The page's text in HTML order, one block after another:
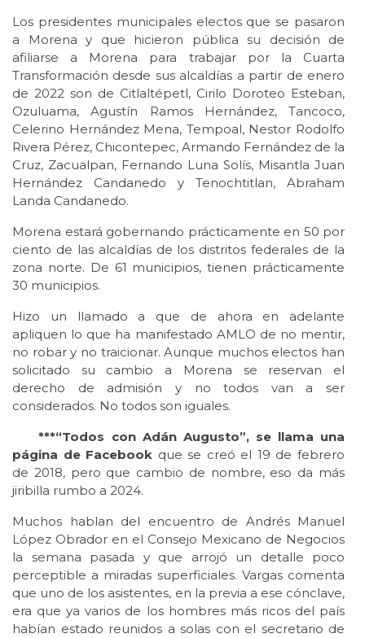
Los presidentes municipales electos que se pasaron
a Morena y que hicieron pública su decisión de
afiliarse a Morena para trabajar por la Cuarta
Transformación desde sus alcaldías a partir de enero
de 2022 son de Citlaltépetl, Cirilo Doroteo Esteban,
Ozuluama, Agustín Ramos Hernández, Tancoco,
Celerino Hernández Mena, Tempoal, Nestor Rodolfo
Rivera Pérez, Chicontepec, Armando Fernández de la
Cruz, Zacualpan, Fernando Luna Solís, Misantla Juan
Hernández Candanedo y Tenochtitlan, Abraham
Landa Candanedo.
Morena estará gobernando prácticamente en 50 por
ciento de las alcaldías de los distritos federales de la
zona norte. De 61 municipios, tienen prácticamente
30 municipios.
Hizo un llamado a que de ahora en adelante
apliquen lo que ha manifestado AMLO de no mentir,
no robar y no traicionar. Aunque muchos electos han
solicitado su cambio a Morena se reservan el
derecho de admisión y no todos van a ser
considerados. No todos son iguales.
***“Todos con Adán Augusto”, se llama una
página de Facebook que se creó el 19 de febrero
de 2018, pero que cambio de nombre, eso da más
jiribilla rumbo a 2024.
Muchos hablan del encuentro de Andrés Manuel
López Obrador en el Consejo Mexicano de Negocios
la semana pasada y que arrojó un detalle poco
perceptible a miradas superficiales. Vargas comenta
que uno de los asistentes, en la previa a ese cónclave,
era que ya varios de los hombres más ricos del país
habían estado reunidos a solas con el secretario de